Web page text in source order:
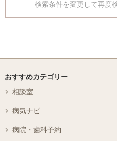
検索条件を変更して再度
おすすめカテゴリー
相談室
病気ナビ
病院・歯科予約